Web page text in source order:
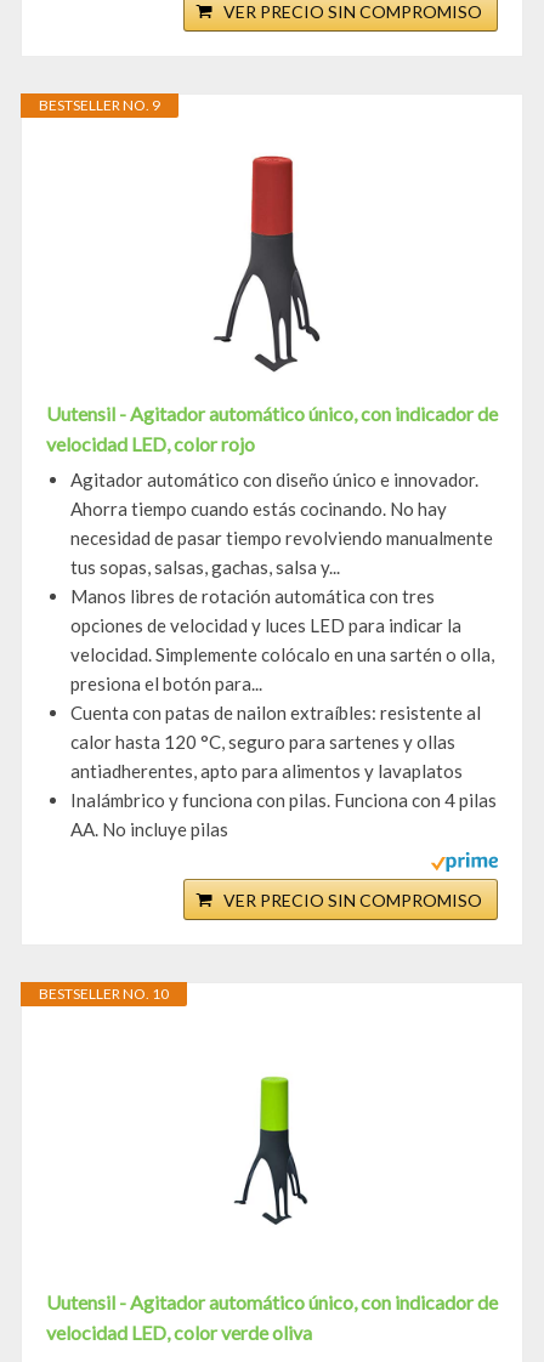
VER PRECIO SIN COMPROMISO
BESTSELLER NO. 9
Uutensil - Agitador automático único, con indicador de
velocidad LED, color rojo
Agitador automático con diseño único e innovador.
Ahorra tiempo cuando estás cocinando. No hay
necesidad de pasar tiempo revolviendo manualmente
tus sopas, salsas, gachas, salsa y...
Manos libres de rotación automática con tres
opciones de velocidad y luces LED para indicar la
velocidad. Simplemente colócalo en una sartén o olla,
presiona el botón para...
Cuenta con patas de nailon extraíbles: resistente al
calor hasta 120 °C, seguro para sartenes y ollas
antiadherentes, apto para alimentos y lavaplatos
Inalámbrico y funciona con pilas. Funciona con 4 pilas
AA. No incluye pilas
VER PRECIO SIN COMPROMISO
BESTSELLER NO. 10
Uutensil - Agitador automático único, con indicador de
velocidad LED, color verde oliva